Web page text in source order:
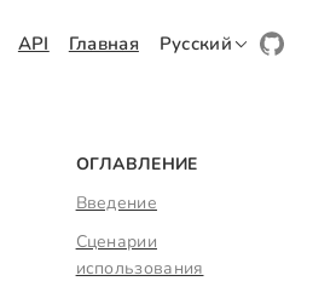
API Главная Русский
ОГЛАВЛЕНИЕ
Введение
Сценарии
использования